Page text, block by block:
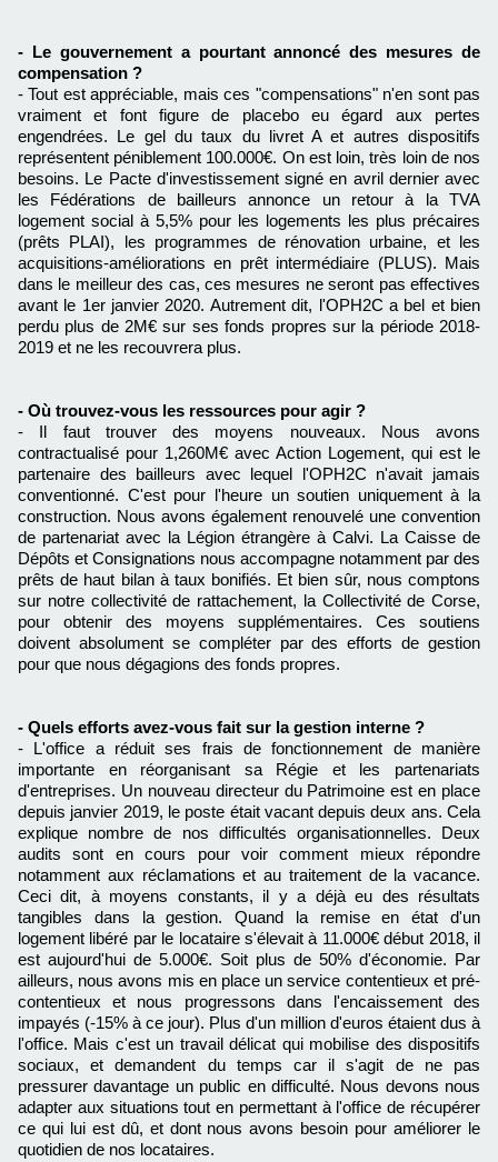
- Le gouvernement a pourtant annoncé des mesures de
compensation ?
- Tout est appréciable, mais ces "compensations" n'en sont pas
vraiment et font figure de placebo eu égard aux pertes
engendrées. Le gel du taux du livret A et autres dispositifs
représentent péniblement 100.000€. On est loin, très loin de nos
besoins. Le Pacte d'investissement signé en avril dernier avec
les Fédérations de bailleurs annonce un retour à la TVA
logement social à 5,5% pour les logements les plus précaires
(prêts PLAI), les programmes de rénovation urbaine, et les
acquisitions-améliorations en prêt intermédiaire (PLUS). Mais
dans le meilleur des cas, ces mesures ne seront pas effectives
avant le 1er janvier 2020. Autrement dit, l'OPH2C a bel et bien
perdu plus de 2M€ sur ses fonds propres sur la période 2018-
2019 et ne les recouvrera plus.
- Où trouvez-vous les ressources pour agir ?
- Il faut trouver des moyens nouveaux. Nous avons
contractualisé pour 1,260M€ avec Action Logement, qui est le
partenaire des bailleurs avec lequel l'OPH2C n'avait jamais
conventionné. C'est pour l'heure un soutien uniquement à la
construction. Nous avons également renouvelé une convention
de partenariat avec la Légion étrangère à Calvi. La Caisse de
Dépôts et Consignations nous accompagne notamment par des
prêts de haut bilan à taux bonifiés. Et bien sûr, nous comptons
sur notre collectivité de rattachement, la Collectivité de Corse,
pour obtenir des moyens supplémentaires. Ces soutiens
doivent absolument se compléter par des efforts de gestion
pour que nous dégagions des fonds propres.
- Quels efforts avez-vous fait sur la gestion interne ?
- L'office a réduit ses frais de fonctionnement de manière
importante en réorganisant sa Régie et les partenariats
d'entreprises. Un nouveau directeur du Patrimoine est en place
depuis janvier 2019, le poste était vacant depuis deux ans. Cela
explique nombre de nos difficultés organisationnelles. Deux
audits sont en cours pour voir comment mieux répondre
notamment aux réclamations et au traitement de la vacance.
Ceci dit, à moyens constants, il y a déjà eu des résultats
tangibles dans la gestion. Quand la remise en état d'un
logement libéré par le locataire s'élevait à 11.000€ début 2018, il
est aujourd'hui de 5.000€. Soit plus de 50% d'économie. Par
ailleurs, nous avons mis en place un service contentieux et pré-
contentieux et nous progressons dans l'encaissement des
impayés (-15% à ce jour). Plus d'un million d'euros étaient dus à
l'office. Mais c'est un travail délicat qui mobilise des dispositifs
sociaux, et demandent du temps car il s'agit de ne pas
pressurer davantage un public en difficulté. Nous devons nous
adapter aux situations tout en permettant à l'office de récupérer
ce qui lui est dû, et dont nous avons besoin pour améliorer le
quotidien de nos locataires.